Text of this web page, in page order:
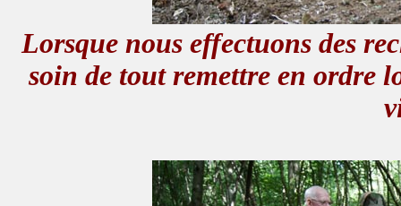
Lorsque nous effectuons des
soin de tout remettre en ordre